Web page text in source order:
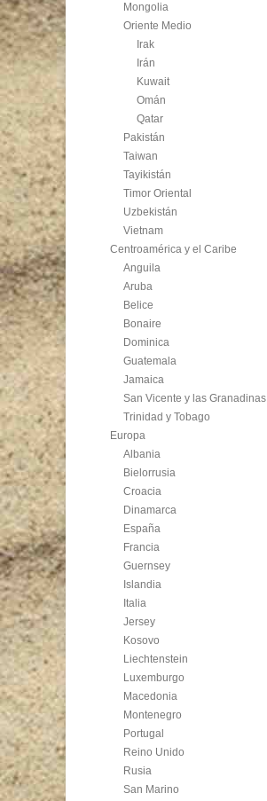
Mongolia
Oriente Medio
Irak
Irán
Kuwait
Omán
Qatar
Pakistán
Taiwan
Tayikistán
Timor Oriental
Uzbekistán
Vietnam
Centroamérica y el Caribe
Anguila
Aruba
Belice
Bonaire
Dominica
Guatemala
Jamaica
San Vicente y las Granadinas
Trinidad y Tobago
Europa
Albania
Bielorrusia
Croacia
Dinamarca
España
Francia
Guernsey
Islandia
Italia
Jersey
Kosovo
Liechtenstein
Luxemburgo
Macedonia
Montenegro
Portugal
Reino Unido
Rusia
San Marino